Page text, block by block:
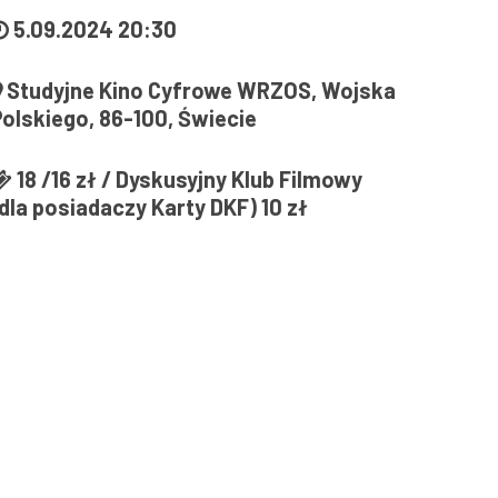
5.09.2024 20:30
Studyjne Kino Cyfrowe WRZOS, Wojska
86-100, Świecie
18 /16 zł / Dyskusyjny Klub Filmowy
posiadaczy Karty DKF) 10 zł